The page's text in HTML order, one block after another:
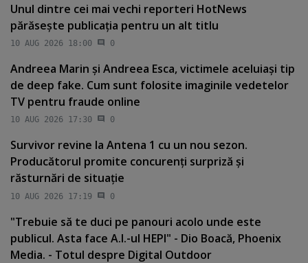
Unul dintre cei mai vechi reporteri HotNews
părăseşte publicaţia pentru un alt titlu
10 AUG 2026 18:00 0
Andreea Marin şi Andreea Esca, victimele aceluiaşi tip
de deep fake. Cum sunt folosite imaginile vedetelor
TV pentru fraude online
10 AUG 2026 17:30 0
Survivor revine la Antena 1 cu un nou sezon.
Producătorul promite concurenţi surpriză şi
răsturnări de situaţie
10 AUG 2026 17:19 0
"Trebuie să te duci pe panouri acolo unde este
publicul. Asta face A.I.-ul HEPI" - Dio Boacă, Phoenix
Media. - Totul despre Digital Outdoor